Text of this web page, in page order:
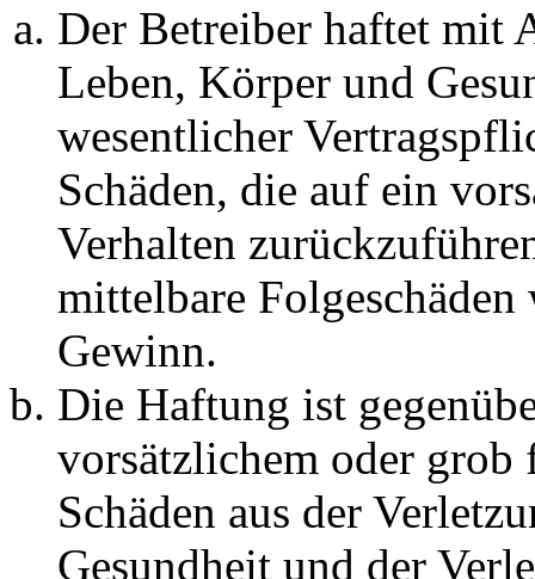
Der Betreiber haftet mit
Leben, Körper und
wesentlicher
Schäden, die auf ein
Verhalten
mittelbare Folgeschäden
Gewinn.
Die Haftung ist
vorsätzlichem oder grob
Schäden aus der
Gesundheit und der